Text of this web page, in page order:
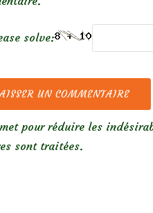
solve:
pour réduire les
sont traitées.